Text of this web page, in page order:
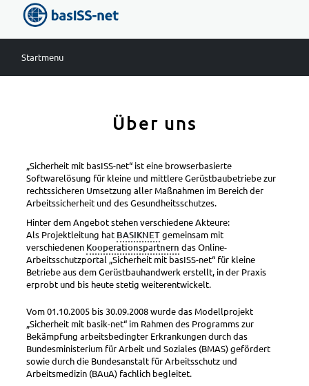
Startmenu
Gefährdungsbeurteilung
Unterweisungen
Aufgaben und Termine
Arbeitsmittel
Erste Hilfe / Brandschutz
Betriebliches Eingliederungsmanagement (BEM)
Preisübersicht Arbeitsschutzportal
weitere Leistungen
Arbeitsschutzbetreuung
Beurteilung psych. Belastungen mit DEMANDU
Schulungen
Basik-Pro
Über uns
„Sicherheit mit basISS-net“ ist eine browserbasierte
Softwarelösung für kleine und mittlere Gerüstbaubetriebe zur
rechtssicheren Umsetzung aller Maßnahmen im Bereich der
Arbeitssicherheit und des Gesundheitsschutzes.
Hinter dem Angebot stehen verschiedene Akteure:
Als Projektleitung hat BASIKNETgemeinsam mit
verschiedenen Kooperationspartnern das Online-
Arbeitsschutzportal „Sicherheit mit basISS-net“ für kleine
Betriebe aus dem Gerüstbauhandwerk erstellt, in der Praxis
erprobt und bis heute stetig weiterentwickelt.
Vom 01.10.2005 bis 30.09.2008 wurde das Modellprojekt
„Sicherheit mit basik-net“ im Rahmen des Programms zur
Bekämpfung arbeitsbedingter Erkrankungen durch das
Bundesministerium für Arbeit und Soziales (BMAS) gefördert
sowie durch die Bundesanstalt für Arbeitsschutz und
Arbeitsmedizin (BAuA) fachlich begleitet.